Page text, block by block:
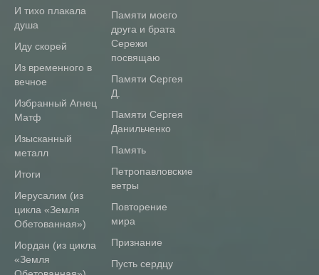
И тихо плакала
душа
Иду скорей
Из временного в
вечное
Избранный Агнец
Матф
Изысканный
металл
Итоги
Иерусалим (из
цикла «Земля
Обетованная»)
Иордан (из цикла
«Земля
памяти моего
друга и брата
Сережи
посвящаю
памяти Сергея
Д.
памяти Сергея
Данильченко
память
петропавловские
ветры
повторение
мира
признание
пусть сердцу